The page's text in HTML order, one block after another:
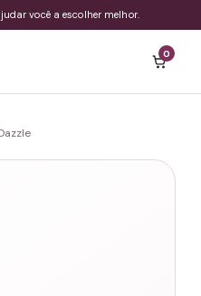
você a escolher melhor.
0